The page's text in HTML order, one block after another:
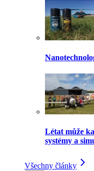
Létat může
systémy a
Všechny články